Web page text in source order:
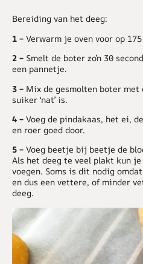
Bereiding van het deeg:
1 – Verwarm je oven voor op
2 – Smelt de boter zo’n 30
een pannetje.
3 – Mix de gesmolten boter
suiker ‘nat’ is.
4 – Voeg de pindakaas, het ei,
en roer goed door.
5 – Voeg beetje bij beetje de
Als het deeg te veel plakt kun
voegen. Soms is dit nodig
en dus een vettere, of minder
deeg.